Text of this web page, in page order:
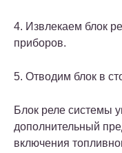
4. Извлекаем блок
приборов.
5. Отводим блок в
Блок реле системы
дополнительный
включения